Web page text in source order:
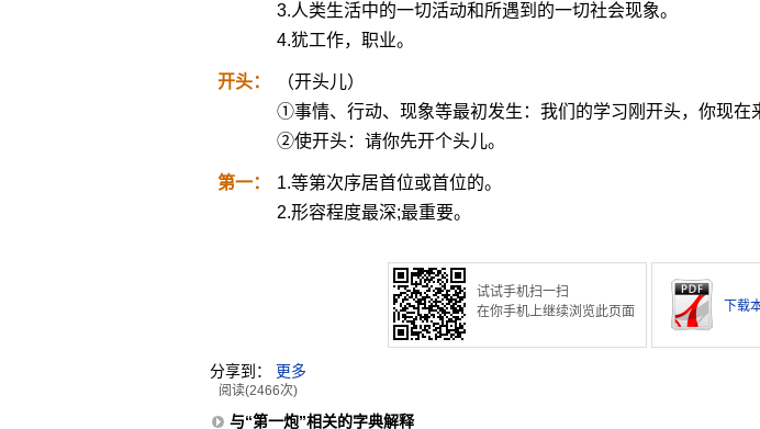
3.人类生活中的一切活动和所遇到的一切社会现象。
4.犹工作，职业。
开头：
（开头儿）
①事情、行动、现象等最初发生：我们的学习刚开头，你现在
②使开头：请你先开个头儿。
第一：
1.等第次序居首位或首位的。
2.形容程度最深;最重要。
试试手机扫一扫
在你手机上继续浏览此页面
下载
分享到： 更多
阅读(2466次)
与“第一炮”相关的字典解释